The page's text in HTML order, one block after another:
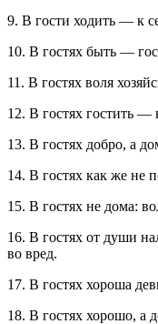
9. В гости ходить — к
10. В гостях быть —
11. В гостях воля
12. В гостях гостить
13. В гостях добро, а
14. В гостях как же не
15. В гостях не дома:
16. В гостях от души
во вред.
17. В гостях хороша
18. В гостях хорошо, а